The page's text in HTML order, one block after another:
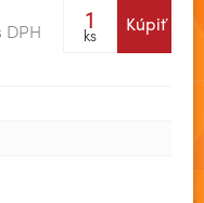
DPH ks Kúpiť